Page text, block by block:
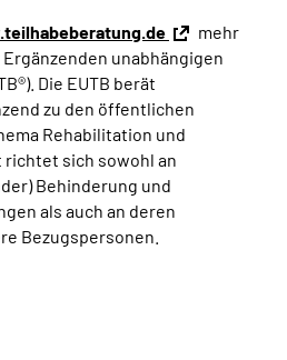
mehr
unabhängigen
Die EUTB berät
zu den öffentlichen
Rehabilitation und
richtet sich sowohl an
Behinderung und
als auch an deren
Bezugspersonen.